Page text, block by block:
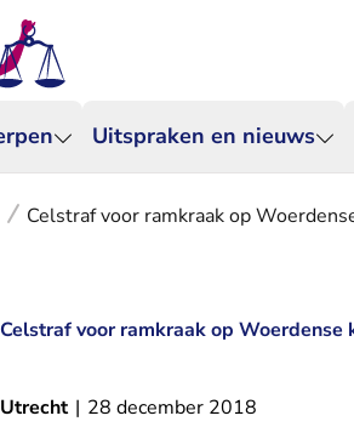
Uitspraken en nieuws
Celstraf voor ramkraak op
Celstraf voor ramkraak op
Utrecht | 28 december 2018